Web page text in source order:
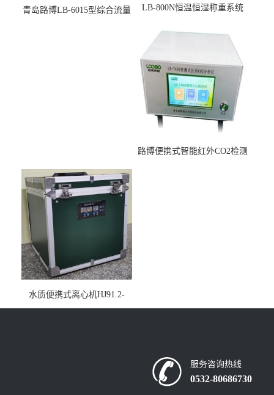
青岛路博LB-6015型综合流量
LB-800N恒温恒湿称重系统
路博便携式智能红外CO2检测
水质便携式离心机HJ91.2-
2022地表水总磷监测内置有
服务咨询热线
0532-80686730